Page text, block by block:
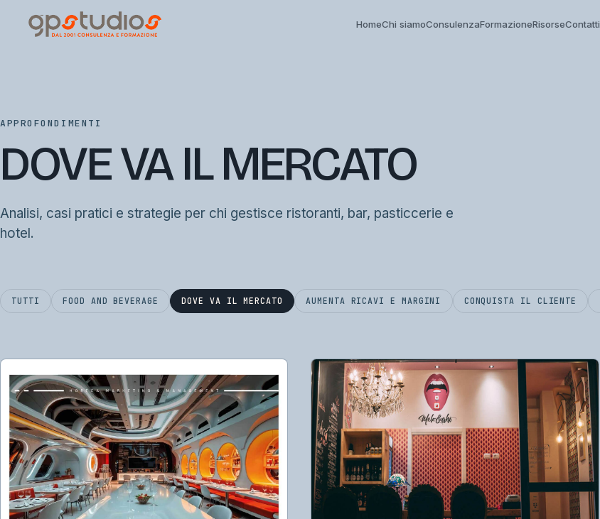
HomeChi siamoConsulenzaFormazioneRisorseContatti
APPROFONDIMENTI
DOVE VA IL MERCATO
Analisi, casi pratici e strategie per chi gestisce ristoranti, bar, pasticcerie e
hotel.
TUTTI FOOD AND BEVERAGE DOVE VA IL MERCATO AUMENTA RICAVI E MARGINI CONQUISTA IL CLIENTE